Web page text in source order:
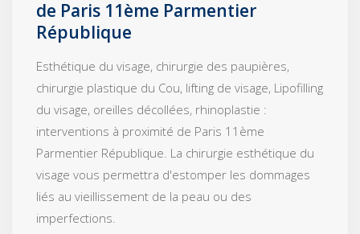
de Paris 11ème Parmentier
République
Esthétique du visage, chirurgie des paupières,
chirurgie plastique du Cou, lifting de visage, Lipofilling
du visage, oreilles décollées, rhinoplastie :
interventions à proximité de Paris 11ème
Parmentier République. La chirurgie esthétique du
visage vous permettra d'estomper les dommages
liés au vieillissement de la peau ou des
imperfections.